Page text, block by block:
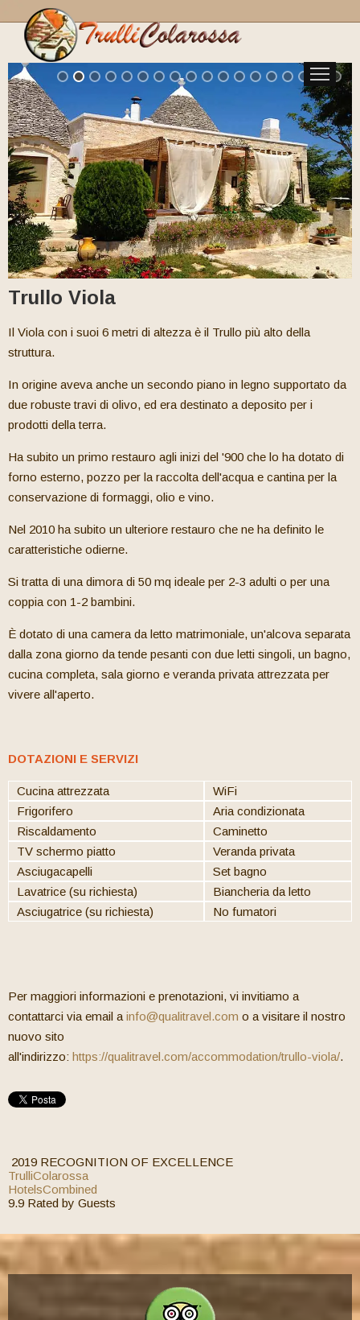
Home I nostri trulli Servizi Condizioni
Trullo Viola
Il Viola con i suoi 6 metri di altezza è il Trullo più alto della
struttura.
In origine aveva anche un secondo piano in legno supportato da
due robuste travi di olivo, ed era destinato a deposito per i
prodotti della terra.
Ha subito un primo restauro agli inizi del '900 che lo ha dotato di
forno esterno, pozzo per la raccolta dell'acqua e cantina per la
conservazione di formaggi, olio e vino.
Nel 2010 ha subito un ulteriore restauro che ne ha definito le
caratteristiche odierne.
Si tratta di una dimora di 50 mq ideale per 2-3 adulti o per una
coppia con 1-2 bambini.
È dotato di una camera da letto matrimoniale, un'alcova separata
dalla zona giorno da tende pesanti con due letti singoli, un bagno,
cucina completa, sala giorno e veranda privata attrezzata per
vivere all'aperto.
DOTAZIONI E SERVIZI
Cucina attrezzata
WiFi
Frigorifero
Aria condizionata
Riscaldamento
Caminetto
TV schermo piatto
Veranda privata
Asciugacapelli
Set bagno
Lavatrice (su richiesta)
Biancheria da letto
Asciugatrice (su richiesta)
No fumatori
Per maggiori informazioni e prenotazioni, vi invitiamo a
contattarci via email a info@qualitravel.com o a visitare il nostro
nuovo sito
all'indirizzo: https://qualitravel.com/accommodation/trullo-viola/.
2019 RECOGNITION OF EXCELLENCE
TrulliColarossa
HotelsCombined
9.9 Rated by Guests